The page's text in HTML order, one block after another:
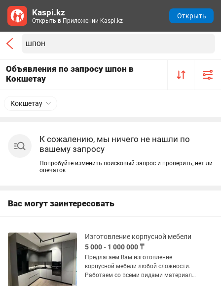
Объявления по запросу шпон в
Кокшетау
Кокшетау
К сожалению, мы ничего не нашли по
вашему запросу
Попробуйте изменить поисковый запрос и проверить, нет ли
опечаток
Вас могут заинтересовать
Изготовление корпусной мебели
5 000 - 1 000 000 ₸
Предлагаем Вам изготовление
корпусной мебели любой сложности.
Работаем со всеми видами материала.
Kaspi.kz
Открыть в Приложении Kaspi.kz
Открыть